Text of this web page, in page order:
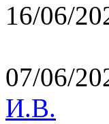
16/06/
07/06/
И.В.